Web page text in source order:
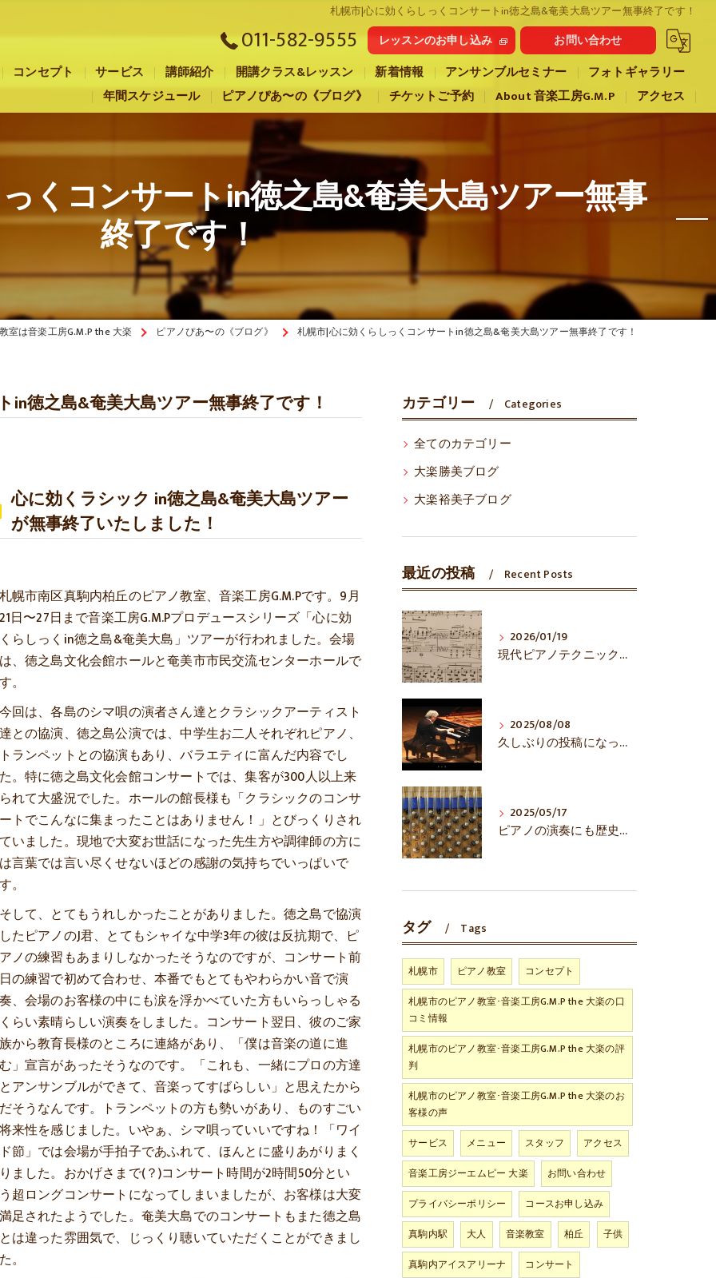
札幌市|心に効くらしっくコンサートin徳之島&奄美大島ツアー無事終了です！
011-582-9555 レッスンのお申し込み お問い合わせ
コンセプト
札幌市のピアノ教室･音楽工房G.M.P the 大楽の口コミ情報
札幌市のピアノ教室･音楽工房G.M.P the 大楽の評判
札幌市のピアノ教室･音楽工房G.M.P the 大楽のお客様の声
サービス 講師紹介 開講クラス&レッスン 新着情報 アンサンブルセミナー
フォトギャラリー
年間スケジュール
ピアノぴあ〜の《ブログ》 チケットご予約 About 音楽工房G.M.P アクセス
くコンサートin徳之島&奄美大島ツアー無事
終了です！
室は音楽工房G.M.P the 大楽 ピアノぴあ〜の《ブログ》 札幌市|心に効くらしっくコンサートin徳之島&奄美大島ツアー無事終了です！
徳之島&奄美大島ツアー無事終了です！
心に効くラシック in徳之島&奄美大島ツアー
が無事終了いたしました！
札幌市南区真駒内柏丘のピアノ教室、音楽工房G.M.Pです。9月
21日〜27日まで音楽工房G.M.Pプロデュースシリーズ「心に効
くらしっくin徳之島&奄美大島」ツアーが行われました。会場
は、徳之島文化会館ホールと奄美市市民交流センターホールで
す。
今回は、各島のシマ唄の演者さん達とクラシックアーティスト
達との協演、徳之島公演では、中学生お二人それぞれピアノ、
トランペットとの協演もあり、バラエティに富んだ内容でし
た。特に徳之島文化会館コンサートでは、集客が300人以上来
られて大盛況でした。ホールの館長様も「クラシックのコンサ
ートでこんなに集まったことはありません！」とびっくりされ
ていました。現地で大変お世話になった先生方や調律師の方に
は言葉では言い尽くせないほどの感謝の気持ちでいっぱいで
す。
そして、とてもうれしかったことがありました。徳之島で協演
したピアノのJ君、とてもシャイな中学3年の彼は反抗期で、ピ
アノの練習もあまりしなかったそうなのですが、コンサート前
日の練習で初めて合わせ、本番でもとてもやわらかい音で演
奏、会場のお客様の中にも涙を浮かべていた方もいらっしゃる
くらい素晴らしい演奏をしました。コンサート翌日、彼のご家
族から教育長様のところに連絡があり、「僕は音楽の道に進
む」宣言があったそうなのです。「これも、一緒にプロの方達
とアンサンブルができて、音楽ってすばらしい」と思えたから
だそうなんです。トランペットの方も勢いがあり、ものすごい
将来性を感じました。いやぁ、シマ唄っていいですね！「ワイ
ド節」では会場が手拍子であふれて、ほんとに盛りあがりまく
りました。おかげさまで(？)コンサート時間が2時間50分とい
う超ロングコンサートになってしまいましたが、お客様は大変
満足されたようでした。奄美大島でのコンサートもまた徳之島
とは違った雰囲気で、じっくり聴いていただくことができまし
た。
カテゴリー Categories
全てのカテゴリー
大楽勝美ブログ
大楽裕美子ブログ
最近の投稿 Recent Posts
2026/01/19
現代ピアノテクニックは万能？
2025/08/08
久しぶりの投稿になってしまいました……
2025/05/17
ピアノの演奏にも歴史あり！？
タグ Tags
札幌市 ピアノ教室
コンセプト
札幌市のピアノ教室･音楽工房G.M.P the 大楽の口
コミ情報
札幌市のピアノ教室･音楽工房G.M.P the 大楽の評
判
札幌市のピアノ教室･音楽工房G.M.P the 大楽のお
客様の声
サービス
メニュー スタッフ
アクセス
音楽工房ジーエムピー 大楽
お問い合わせ
プライバシーポリシー
コースお申し込み
真駒内駅
大人 音楽教室 柏丘
子供
真駒内アイスアリーナ
コンサート